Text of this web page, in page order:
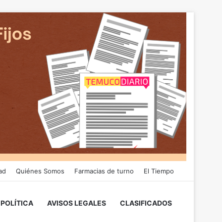
Quiénes Somos Farmacias de turno El Tiempo
POLÍTICA AVISOS LEGALES CLASIFICADOS